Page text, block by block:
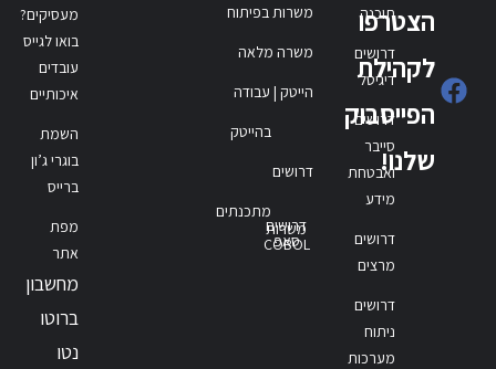
הצטרפו
לקהילת
הפייסבוק
שלנו!
תוכנה
דרושים
דיגיטל
דרושים
סייבר
ואבטחת
מידע
דרושים
מרצים
דרושים
ניתוח
מערכות
משרות בפיתוח
משרה מלאה
הייטק | עבודה
בהייטק
דרושים
מתכנתים
דרושים
סאפ
משרות
COBOL
מעסיקים?
בואו לגייס
עובדים
איכותיים
השמת
בוגרי ג’ון
ברייס
מפת
אתר
מחשבון
ברוטו
נטו